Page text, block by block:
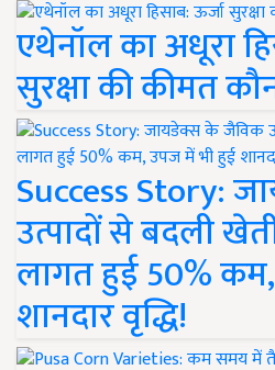
एथेनॉल का अधूरा
सुरक्षा की कीमत
Success Story:
उत्पादों से बदली
लागत हुई 50%
शानदार वृद्धि!